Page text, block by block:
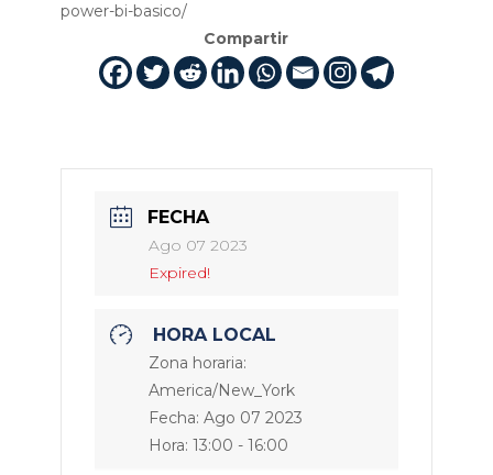
power-bi-basico/
Compartir
FECHA
Ago 07 2023
Expired!
HORA LOCAL
Zona horaria:
America/New_York
Fecha: Ago 07 2023
Hora: 13:00 - 16:00